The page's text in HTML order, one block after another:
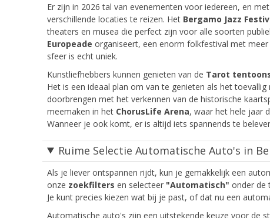
Er zijn in 2026 tal van evenementen voor iedereen, en
verschillende locaties te reizen. Het Bergamo Jazz
theaters en musea die perfect zijn voor alle soorten
Europeade organiseert, een enorm folkfestival met meer
sfeer is echt uniek.
Kunstliefhebbers kunnen genieten van de Tarot
Het is een ideaal plan om van te genieten als het
doorbrengen met het verkennen van de historische
meemaken in het ChorusLife Arena, waar het hele jaar
Wanneer je ook komt, er is altijd iets spannends te
Ruime Selectie Automatische Auto's in
Als je liever ontspannen rijdt, kun je gemakkelijk een
onze zoekfilters en selecteer "Automatisch" onder de
Je kunt precies kiezen wat bij je past, of dat nu een
Automatische auto's zijn een uitstekende keuze voor de